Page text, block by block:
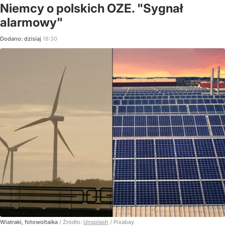
Niemcy o polskich OZE. "Sygnał
alarmowy"
Dodano: dzisiaj 18:30
Wiatraki, fotowoltaika / Źródło: Unsplash / Pixabay